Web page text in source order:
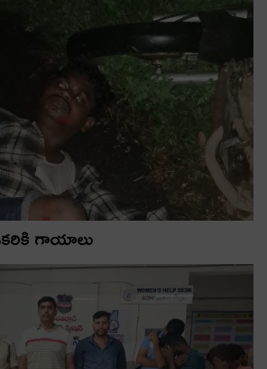
గాయాలు